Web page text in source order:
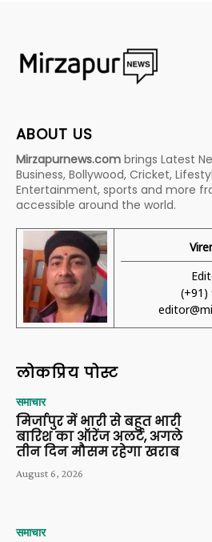
ABOUT US
Mirzapurnews.com brings Latest
Business, Bollywood, Cricket,
Entertainment, sports and more
accessible around the world.
(+91)
लोकप्रिय पोस्ट
समाचार
मिर्जापुर में भारी से बहुत भारी
बारिश का ऑरेंज अलर्ट, अगले
तीन दिन मौसम रहेगा खराब
August 6, 2026
समाचार